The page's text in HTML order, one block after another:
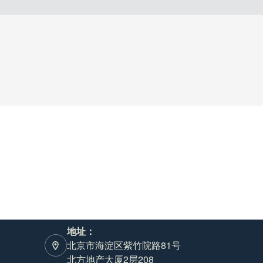
地址：
北京市海淀区紫竹院路81号
北方地产大厦2层208